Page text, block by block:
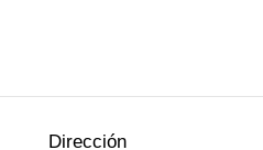
Dirección